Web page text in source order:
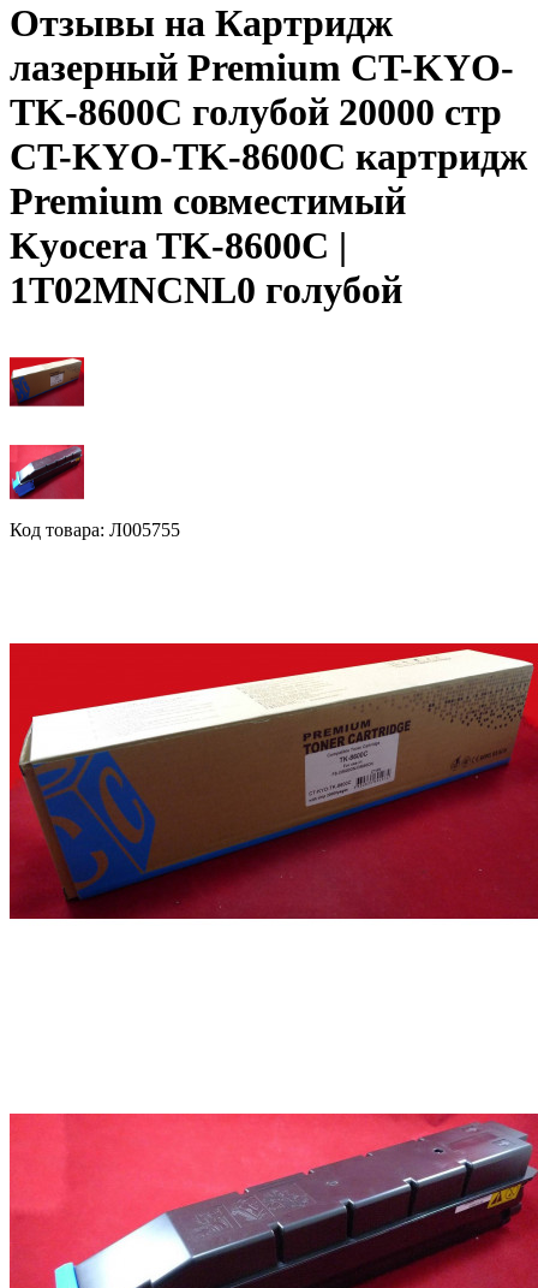
Отзывы на Картридж
лазерный Premium CT-KYO-
TK-8600C голубой 20000 стр
CT-KYO-TK-8600C картридж
Premium совместимый
Kyocera TK-8600C |
1T02MNCNL0 голубой
Код товара: Л005755